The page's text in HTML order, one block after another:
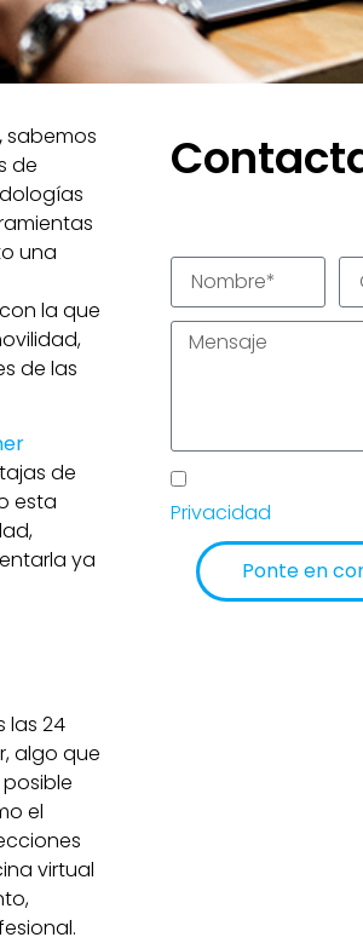
sabemos
de
una
la que
de las
de
esta
ya
las 24
algo que
el
virtual
Privacidad
Ponte en